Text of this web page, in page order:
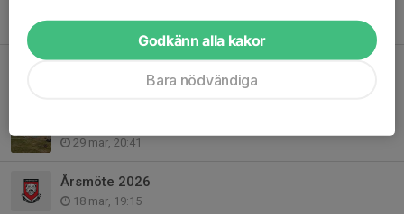
Bollek 2020 och bollkul 2021-2022
29 mar, 20:41
Årsmöte 2026
18 mar, 19:15
Godkänn alla kakor
Bara nödvändiga